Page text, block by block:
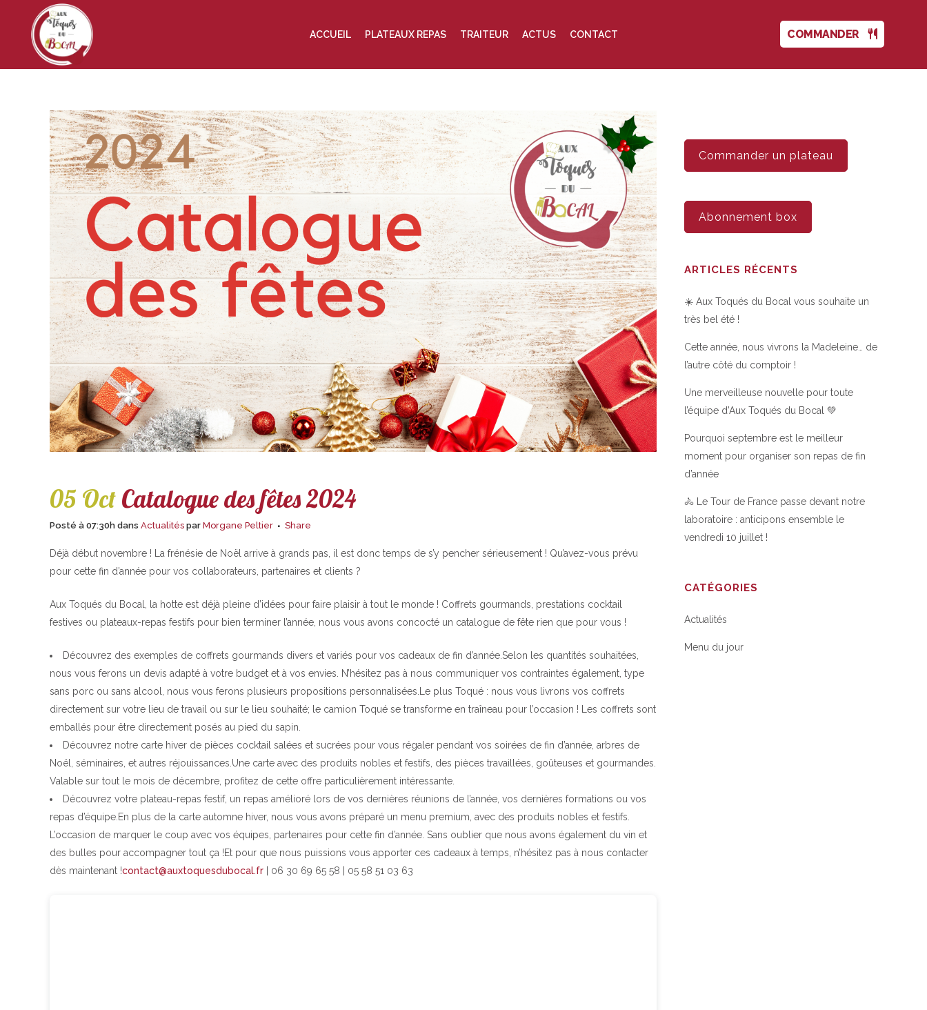
COMMANDER
ACCUEIL PLATEAUX REPAS TRAITEUR ACTUS CONTACT
05 Oct Catalogue des fêtes 2024
Posté à 07:30h dans Actualités par Morgane Peltier Share
Déjà début novembre ! La frénésie de Noël arrive à grands pas, il est donc temps de s’y pencher sérieusement ! Qu’avez-vous prévu
pour cette fin d’année pour vos collaborateurs, partenaires et clients ?
Aux Toqués du Bocal, la hotte est déjà pleine d’idées pour faire plaisir à tout le monde ! Coffrets gourmands, prestations cocktail
festives ou plateaux-repas festifs pour bien terminer l’année, nous vous avons concocté un catalogue de fête rien que pour vous !
Découvrez des exemples de coffrets gourmands divers et variés pour vos cadeaux de fin d’année.Selon les quantités souhaitées,
nous vous ferons un devis adapté à votre budget et à vos envies. N’hésitez pas à nous communiquer vos contraintes également, type
sans porc ou sans alcool, nous vous ferons plusieurs propositions personnalisées.Le plus Toqué : nous vous livrons vos coffrets
directement sur votre lieu de travail ou sur le lieu souhaité; le camion Toqué se transforme en traîneau pour l’occasion ! Les coffrets sont
emballés pour être directement posés au pied du sapin.
Découvrez notre carte hiver de pièces cocktail salées et sucrées pour vous régaler pendant vos soirées de fin d’année, arbres de
Noël, séminaires, et autres réjouissances.Une carte avec des produits nobles et festifs, des pièces travaillées, goûteuses et gourmandes.
Valable sur tout le mois de décembre, profitez de cette offre particulièrement intéressante.
Découvrez votre plateau-repas festif, un repas amélioré lors de vos dernières réunions de l’année, vos dernières formations ou vos
repas d’équipe.En plus de la carte automne hiver, nous vous avons préparé un menu premium, avec des produits nobles et festifs.
L’occasion de marquer le coup avec vos équipes, partenaires pour cette fin d’année. Sans oublier que nous avons également du vin et
des bulles pour accompagner tout ça !Et pour que nous puissions vous apporter ces cadeaux à temps, n’hésitez pas à nous contacter
dès maintenant !contact@auxtoquesdubocal.fr | 06 30 69 65 58 | 05 58 51 03 63
Commander un plateau
Abonnement box
ARTICLES RÉCENTS
☀️ Aux Toqués du Bocal vous souhaite un
très bel été !
Cette année, nous vivrons la Madeleine… de
l’autre côté du comptoir !
Une merveilleuse nouvelle pour toute
l’équipe d’Aux Toqués du Bocal 💚
Pourquoi septembre est le meilleur
moment pour organiser son repas de fin
d’année
🚴 Le Tour de France passe devant notre
laboratoire : anticipons ensemble le
vendredi 10 juillet !
CATÉGORIES
Actualités
Menu du jour